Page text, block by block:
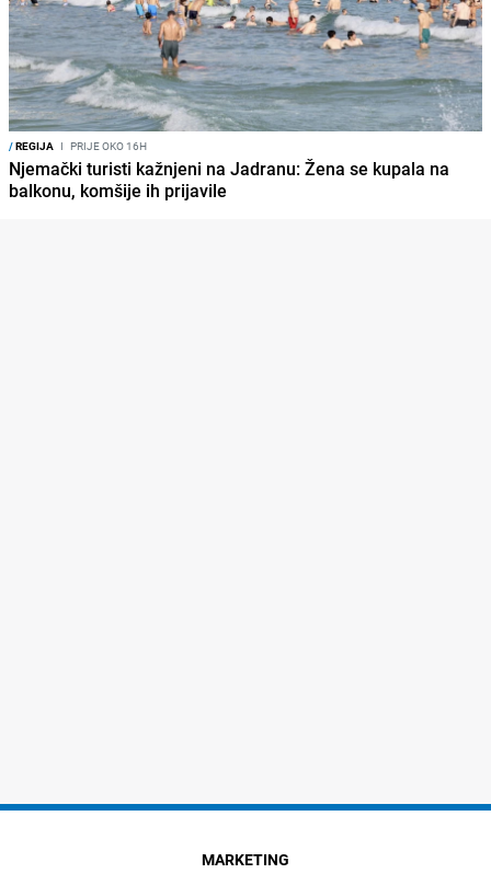
/REGIJA I PRIJE OKO 16H
Njemački turisti kažnjeni na Jadranu: Žena se kupala na
balkonu, komšije ih prijavile
MARKETING